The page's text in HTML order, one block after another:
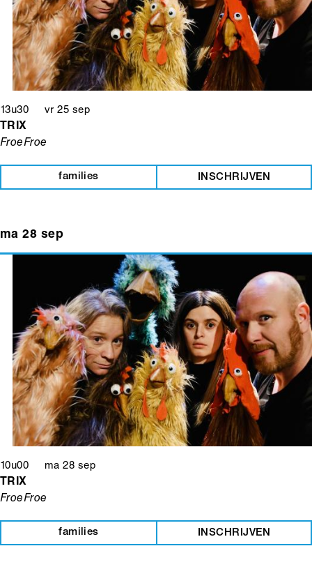
13u30 vr 25 sep
TRIX
FroeFroe
families INSCHRIJVEN
ma 28 sep
10u00 ma 28 sep
TRIX
FroeFroe
families INSCHRIJVEN